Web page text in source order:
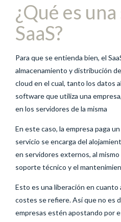
¿Qué es
SaaS?
Para que se entienda bien, el
almacenamiento y distribución
cloud en el cual, tanto los datos
software que utiliza una
en los servidores de la misma
En este caso, la empresa paga
servicio se encarga del
en servidores externos, al
soporte técnico y el
Esto es una liberación en
costes se refiere. Así que no es
empresas estén apostando por